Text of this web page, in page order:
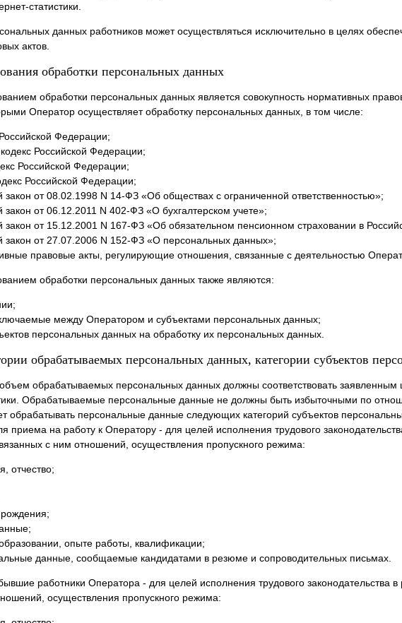
статистики.
данных работников может осуществляться исключительно в целях
актов.
обработки персональных данных
обработки персональных данных является совокупность нормативных
Оператор осуществляет обработку персональных данных, в том числе:
Федерации;
Российской Федерации;
Российской Федерации;
Российской Федерации;
от 08.02.1998 N 14-ФЗ «Об обществах с ограниченной ответственностью»;
от 06.12.2011 N 402-ФЗ «О бухгалтерском учете»;
от 15.12.2001 N 167-ФЗ «Об обязательном пенсионном страховании в
закон от 27.07.2006 N 152-ФЗ «О персональных данных»;
правовые акты, регулирующие отношения, связанные с деятельностью
обработки персональных данных также являются:
между Оператором и субъектами персональных данных;
персональных данных на обработку их персональных данных.
обрабатываемых персональных данных, категории субъектов
обрабатываемых персональных данных должны соответствовать заявленным
Обрабатываемые персональные данные не должны быть избыточными по
обрабатывать персональные данные следующих категорий субъектов
приема на работу к Оператору - для целей исполнения трудового
с ним отношений, осуществления пропускного режима:
отчество;
опыте работы, квалификации;
данные, сообщаемые кандидатами в резюме и сопроводительных письмах.
работники Оператора - для целей исполнения трудового законодательства
осуществления пропускного режима: